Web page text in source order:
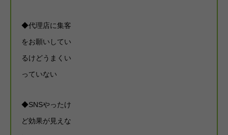
◆代理店に集客
をお願いしてい
るけどうまくい
っていない
◆SNSやったけ
ど効果が見えな